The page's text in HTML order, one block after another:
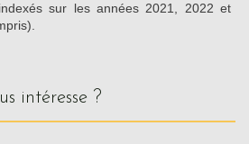
sur les années 2021, 2022 et
intéresse ?